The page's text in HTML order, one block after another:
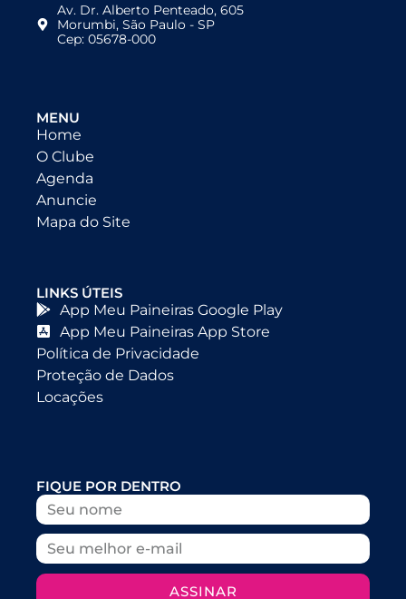
Av. Dr. Alberto Penteado, 605
Morumbi, São Paulo - SP
Cep: 05678-000
MENU
Home
O Clube
Agenda
Anuncie
Mapa do Site
LINKS ÚTEIS
App Meu Paineiras Google Play
App Meu Paineiras App Store
Política de Privacidade
Proteção de Dados
Locações
FIQUE POR DENTRO
ASSINAR